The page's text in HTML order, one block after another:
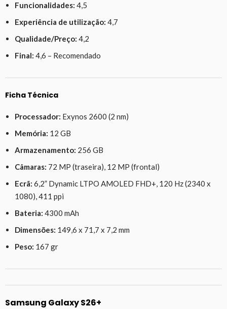
Funcionalidades: 4,5
Experiência de utilização: 4,7
Qualidade/Preço: 4,2
Final: 4,6 – Recomendado
Ficha Técnica
Processador: Exynos 2600 (2 nm)
Memória: 12 GB
Armazenamento: 256 GB
Câmaras: 72 MP (traseira), 12 MP (frontal)
Ecrã: 6,2” Dynamic LTPO AMOLED FHD+, 120 Hz (2340 x
1080), 411 ppi
Bateria: 4300 mAh
Dimensões: 149,6 x 71,7 x 7,2 mm
Peso: 167 gr
Samsung Galaxy S26+